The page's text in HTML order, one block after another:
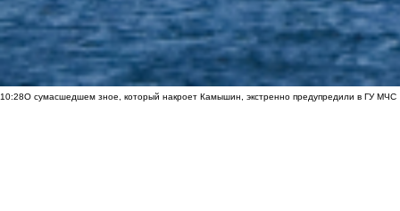
10:28О сумасшедшем зное, который накроет Камышин, экстренно предупредили в ГУ МЧС